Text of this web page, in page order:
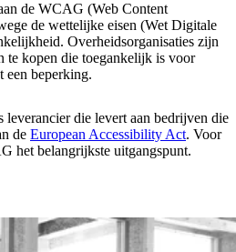
de WCAG (Web Content
de wettelijke eisen (Wet Digitale
Overheidsorganisaties zijn
te kopen die toegankelijk is voor
een beperking.
die levert aan bedrijven die
de European Accessibility Act. Voor
het belangrijkste uitgangspunt.